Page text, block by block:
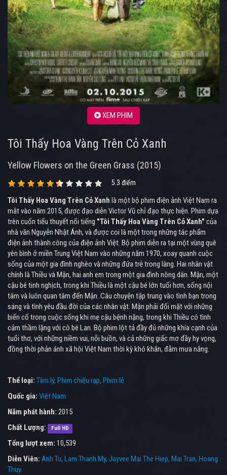
XEM PHIM
Tôi Thấy Hoa Vàng Trên Cỏ Xanh
Yellow Flowers on the Green Grass (2015)
5.3 điểm
Tôi Thấy Hoa Vàng Trên Cỏ Xanh là một bộ phim điện ảnh Việt Nam ra
mắt vào năm 2015, được đạo diễn Victor Vũ chỉ đạo thực hiện. Phim dựa
trên cuốn tiểu thuyết nổi tiếng "Tôi Thấy Hoa Vàng Trên Cỏ Xanh" của
nhà văn Nguyễn Nhật Ánh, và được coi là một trong những tác phẩm
điện ảnh thành công của điện ảnh Việt. Bộ phim diễn ra tại một vùng quê
yên bình ở miền Trung Việt Nam vào những năm 1970, xoay quanh cuộc
sống của một gia đình nghèo và những đứa trẻ trong làng. Hai nhân vật
chính là Thiều và Mận, hai anh em trong một gia đình nông dân. Mận, một
cậu bé tinh nghịch, trong khi Thiều là một cậu bé lớn tuổi hơn, sống nội
tâm và luôn quan tâm đến Mận. Câu chuyện tập trung vào tình bạn trong
sáng và tình yêu đầu đời của các nhân vật. Mận phải đối mặt với những
biến cố trong cuộc sống khi mẹ cậu bệnh nặng, trong khi Thiều có tình
cảm thầm lặng với cô bé Lan. Bộ phim lột tả đầy đủ những khía cạnh của
tuổi thơ, với những niềm vui, nỗi buồn, và cả những giấc mơ đầy hy vọng,
đồng thời phản ánh xã hội Việt Nam thời kỳ khó khăn, đẫm mưa nắng.
Thể loại: Tâm lý Phim chiếu rạp Phim lẻ
Quốc gia: Việt Nam
Năm phát hành: 2015
Chất Lượng:
Full HD
Tổng lượt xem: 10,539
Diễn Viên: Anh Tu Lam Thanh My Jayvee Mai The Hiep Mai Tran Hoang
Thuy